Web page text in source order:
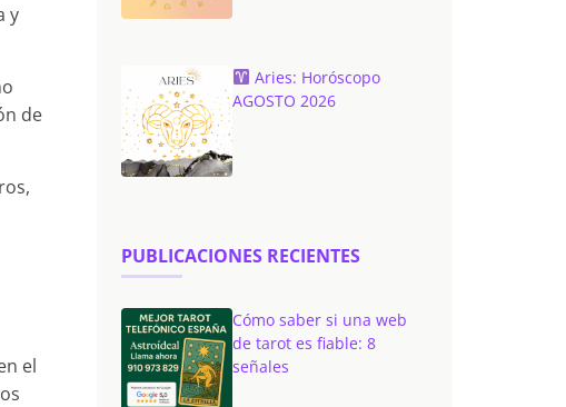
y
de
el
Aries: Horóscopo
AGOSTO 2026
PUBLICACIONES RECIENTES
Cómo saber si una web
de tarot es fiable: 8
señales